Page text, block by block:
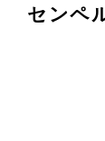
センペ